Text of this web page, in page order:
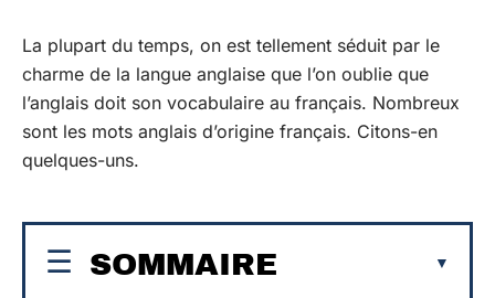
La plupart du temps, on est tellement séduit par le
charme de la langue anglaise que l’on oublie que
l’anglais doit son vocabulaire au français. Nombreux
sont les mots anglais d’origine français. Citons-en
quelques-uns.
SOMMAIRE